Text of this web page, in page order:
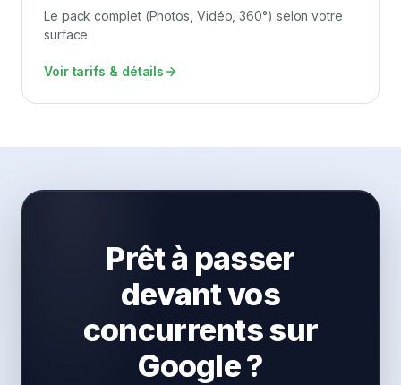
Le pack complet (Photos, Vidéo, 360°) selon votre
surface
Voir tarifs & détails
Prêt à passer
devant vos
concurrents sur
Google ?